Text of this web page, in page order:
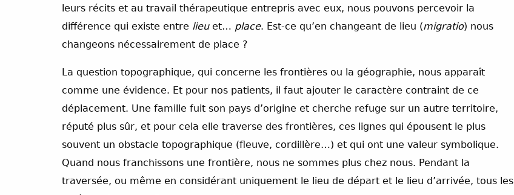
leurs récits et au travail thérapeutique entrepris avec eux, nous pouvons percevoir la
différence qui existe entre lieuet… place. Est-ce qu’en changeant de lieu (migratio) nous
changeons nécessairement de place ?
La question topographique, qui concerne les frontières ou la géographie, nous apparaît
comme une évidence. Et pour nos patients, il faut ajouter le caractère contraint de ce
déplacement. Une famille fuit son pays d’origine et cherche refuge sur un autre territoire,
réputé plus sûr, et pour cela elle traverse des frontières, ces lignes qui épousent le plus
souvent un obstacle topographique (fleuve, cordillère…) et qui ont une valeur symbolique.
Quand nous franchissons une frontière, nous ne sommes plus chez nous. Pendant la
traversée, ou même en considérant uniquement le lieu de départ et le lieu d’arrivée, tous les